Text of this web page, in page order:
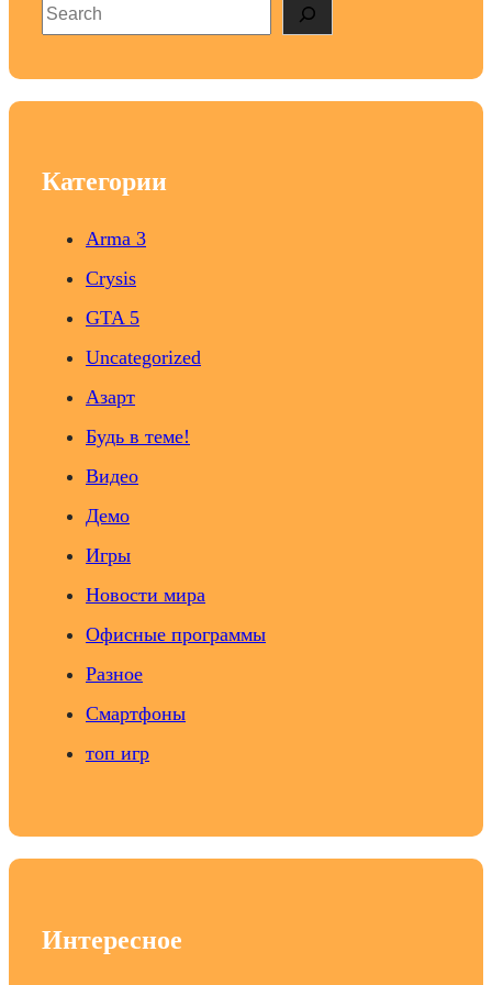
S
e
Категории
Arma 3
Crysis
GTA 5
Uncategorized
Азарт
Будь в теме!
Видео
Демо
Игры
Новости мира
Офисные программы
Разное
Смартфоны
топ игр
Интересное